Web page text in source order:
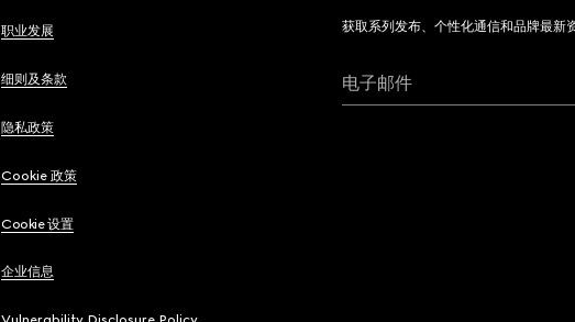
职业发展
细则及条款
隐私政策
Cookie 政策
Cookie 设置
企业信息
获取系列发布、个性化通信和品牌最新
电子邮件